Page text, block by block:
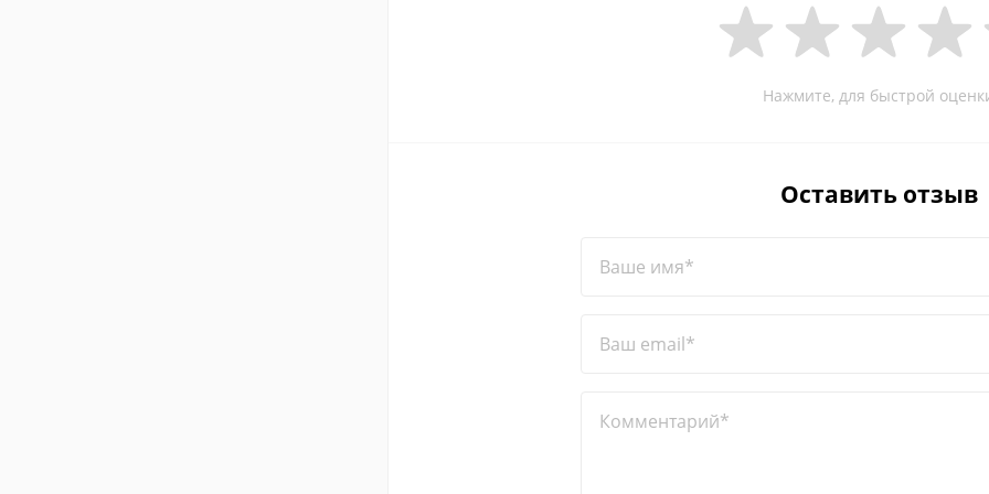
Нажмите, для быстрой
Оставить отзыв
Ваше имя*
Ваш email*
Комментарий*